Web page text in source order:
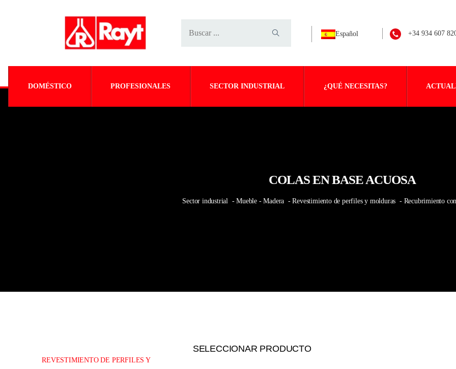
Español +34 934 607
DOMÉSTICO PROFESIONALES SECTOR INDUSTRIAL ¿QUÉ NECESITAS?
COLAS EN BASE ACUOSA
Sector industrial - Mueble - Madera - Revestimiento de perfiles y molduras - Recubrimiento
SELECCIONAR PRODUCTO
REVESTIMIENTO DE PERFILES Y